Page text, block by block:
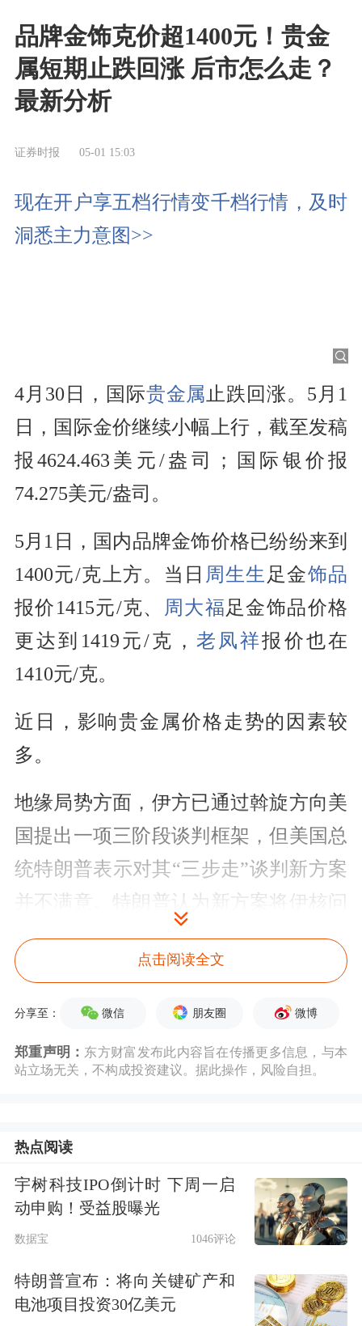
品牌金饰克价超1400元！贵金
属短期止跌回涨 后市怎么走？
最新分析
证券时报 05-01 15:03
现在开户享五档行情变千档行情，及时
洞悉主力意图>>
4月30日，国际贵金属 止跌回涨。5月1
日，国际金价继续小幅上行，截至发稿
报4624.463美元/盎司；国际银价报
74.275美元/盎司。
5月1日，国内品牌金饰价格已纷纷来到
1400元/克上方。当日 周生生 足金饰品
报价1415元/克、
周大福足金饰品价格
更达到1419元/克， 老凤祥报价也在
1410元/克。
近日，影响贵金属价格走势的因素较
多。
地缘局势方面，伊方已通过斡旋方向美
国提出一项三阶段谈判框架，但美国总
统特朗普表示对其“三步走”谈判新方案
并不满意。特朗普认为新方案将伊核问
题放在最后，而美方应该坚持优先处
理。但目前美国官方尚未对该方案提出
正式回应。美国国务卿卢比奥强调美国
件。由于谈判缺乏进展，霍尔木兹海峡
大。
另一边，阿联酋宣布将退出石油输出国
组织（欧佩克）和“欧佩克+”的决定，
刺激国际原油价格一度回落。基于当前
高油价的长期预期，市场普遍预计，各
国央行将在更长时期维持较高利率，这
点击阅读全文
分享至： 微信 朋友圈 微博
郑重声明： 东方财富发布此内容旨在传播更多信息，与本
站立场无关，不构成投资建议。据此操作，风险自担。
热点阅读
宇树科技IPO倒计时 下周一启
动申购！受益股曝光
数据宝 1046评论
特朗普宣布：将向关键矿产和
电池项目投资30亿美元